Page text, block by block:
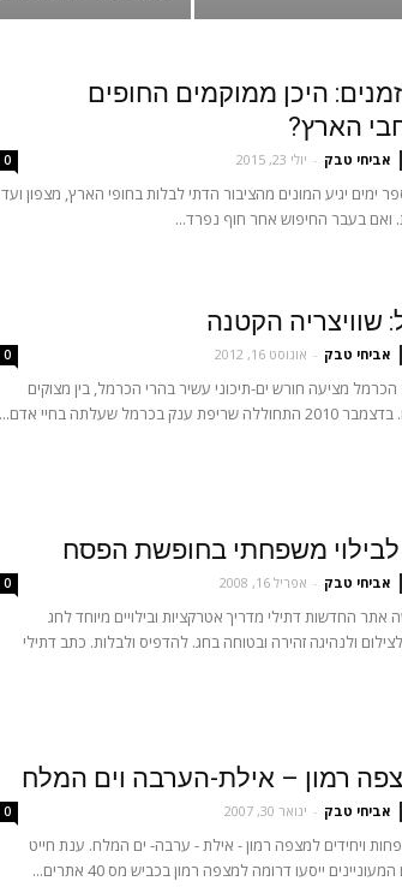
היכן ממוקמים החופים
הארץ?
אביחי טבק - יולי 23, 2015 0
ימים יגיע המונים מהציבור הדתי לבלות בחופי הארץ, מצפון ועד
ואם בעבר החיפוש אחר חוף נפרד...
שוויצריה הקטנה
אביחי טבק - אוגוסט 16, 2012 0
מציעה חורש ים-תיכוני עשיר בהרי הכרמל, בין מצוקים
שעלתה בחיי אדם...
לבילוי משפחתי בחופשת הפסח
אביחי טבק - אפריל 16, 2008 0
החדשות דתילי מדריך אטרקציות ובילויים מיוחד לחג
ולנהיגה זהירה ובטוחה בחג. להדפיס ולבלות. כתב דתילי
רמון – אילת-הערבה וים המלח
אביחי טבק - ינואר 30, 2007 0
ויחידים למצפה רמון - אילת - ערבה- ים המלח. ענת חייט